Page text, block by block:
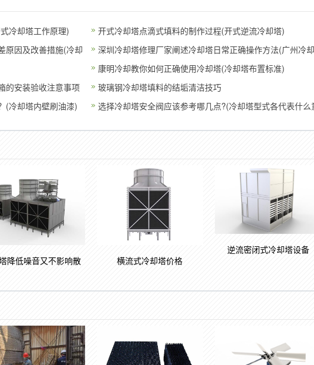
冷却塔工作原理)
开式冷却塔点滴式填料的制作过程(开式逆流冷却塔)
原因及改善措施(冷却
深圳冷却塔修理厂家阐述冷却塔日常正确操作方法(广州冷却
塔
康明冷却教你如何正确使用冷却塔(冷却塔布置标准)
的安装验收注意事项
玻璃钢冷却塔填料的结垢清洁技巧
(冷却塔内壁刷油漆)
选择冷却塔安全阀应该参考哪几点?(冷却塔型式各代表什么
降低噪音又不影响散 横流式冷却塔价格
逆流密闭式冷却塔设备